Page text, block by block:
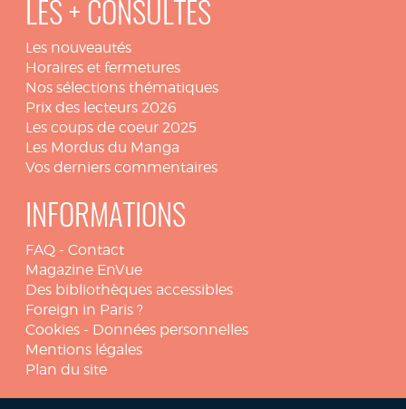
LES + CONSULTÉS
Les nouveautés
Horaires et fermetures
Nos sélections thématiques
Prix des lecteurs 2026
Les coups de coeur 2025
Les Mordus du Manga
Vos derniers commentaires
INFORMATIONS
FAQ - Contact
Magazine EnVue
Des bibliothèques accessibles
Foreign in Paris ?
Cookies - Données personnelles
Mentions légales
Plan du site